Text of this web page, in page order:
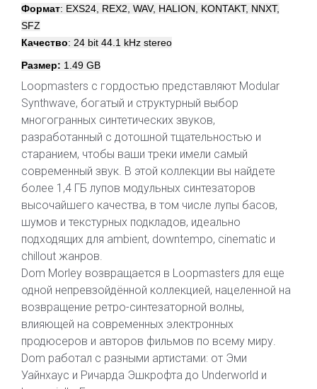
Формат: EXS24, REX2, WAV, HALION, KONTAKT, NNXT,
SFZ
Качество: 24 bit 44.1 kHz stereo
Размер: 1.49 GB
Loopmasters с гордостью представляют Modular
Synthwave, богатый и структурный выбор
многогранных синтетических звуков,
разработанный с дотошной тщательностью и
старанием, чтобы ваши треки имели самый
современный звук. В этой коллекции вы найдете
более 1,4 ГБ лупов модульных синтезаторов
высочайшего качества, в том числе лупы басов,
шумов и текстурных подкладов, идеально
подходящих для ambient, downtempo, cinematic и
chillout жанров.
Dom Morley возвращается в Loopmasters для еще
одной непревзойдённой коллекцией, нацеленной на
возвращение ретро-синтезаторной волны,
влияющей на современных электронных
продюсеров и авторов фильмов по всему миру.
Dom работал с разными артистами: от Эми
Уайнхаус и Ричарда Эшкрофта до Underworld и